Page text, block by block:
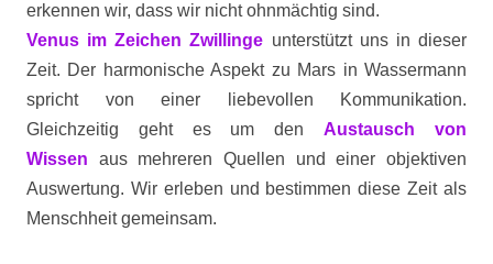
erkennen wir, dass wir nicht ohnmächtig sind.
Venus im Zeichen Zwillinge unterstützt uns in dieser
Zeit. Der harmonische Aspekt zu Mars in Wassermann
spricht von einer liebevollen Kommunikation.
Gleichzeitig geht es um denAustausch von
Wissen aus mehreren Quellen und einer objektiven
Auswertung. Wir erleben und bestimmen diese Zeit als
Menschheit gemeinsam.